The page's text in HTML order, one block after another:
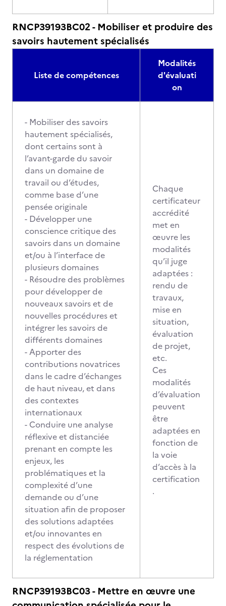
RNCP39193BC02 - Mobiliser et produire des
savoirs hautement spécialisés
Liste de compétences
Modalités
d'évaluati
on
- Mobiliser des savoirs
hautement spécialisés,
dont certains sont à
l’avant-garde du savoir
dans un domaine de
travail ou d’études,
comme base d’une
pensée originale
- Développer une
conscience critique des
savoirs dans un domaine
et/ou à l’interface de
plusieurs domaines
- Résoudre des problèmes
pour développer de
nouveaux savoirs et de
nouvelles procédures et
intégrer les savoirs de
différents domaines
- Apporter des
contributions novatrices
dans le cadre d’échanges
de haut niveau, et dans
des contextes
internationaux
- Conduire une analyse
réflexive et distanciée
prenant en compte les
enjeux, les
problématiques et la
complexité d’une
demande ou d’une
situation afin de proposer
des solutions adaptées
et/ou innovantes en
respect des évolutions de
la réglementation
Chaque
certificateur
accrédité
met en
œuvre les
modalités
qu’il juge
adaptées :
rendu de
travaux,
mise en
situation,
évaluation
de projet,
etc.
Ces
modalités
d’évaluation
peuvent
être
adaptées en
fonction de
la voie
d’accès à la
certification
.
RNCP39193BC03 - Mettre en œuvre une